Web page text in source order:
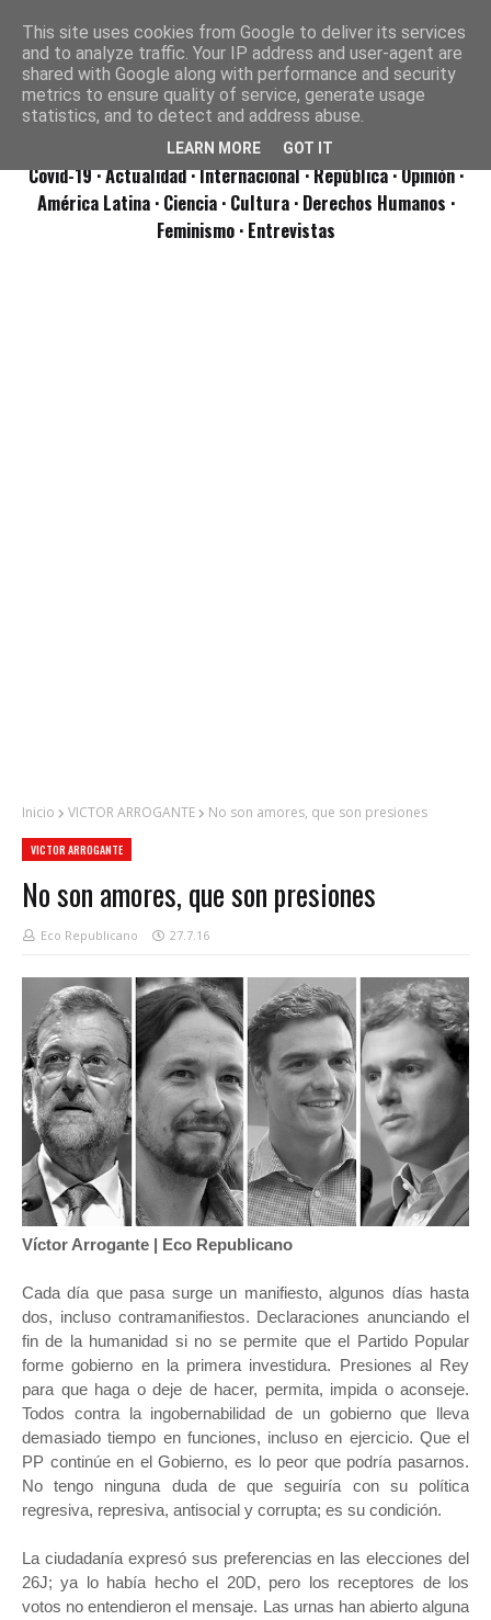
Covid-19· Actualidad· Internacional· República· Opinión·
América Latina · Ciencia · Cultura · Derechos Humanos ·
Feminismo · Entrevistas
Inicio VICTOR ARROGANTE No son amores, que son presiones
VICTOR ARROGANTE
No son amores, que son presiones
Eco Republicano 27.7.16
Víctor Arrogante | Eco Republicano
Cada día que pasa surge un manifiesto, algunos días hasta
dos, incluso contramanifiestos. Declaraciones anunciando el
fin de la humanidad si no se permite que el Partido Popular
forme gobierno en la primera investidura. Presiones al Rey
para que haga o deje de hacer, permita, impida o aconseje.
Todos contra la ingobernabilidad de un gobierno que lleva
demasiado tiempo en funciones, incluso en ejercicio. Que el
PP continúe en el Gobierno, es lo peor que podría pasarnos.
No tengo ninguna duda de que seguiría con su política
regresiva, represiva, antisocial y corrupta; es su condición.
La ciudadanía expresó sus preferencias en las elecciones del
26J; ya lo había hecho el 20D, pero los receptores de los
votos no entendieron el mensaje. Las urnas han abierto alguna
This site uses cookies from Google to deliver its services
and to analyze traffic. Your IP address and user-agent are
shared with Google along with performance and security
metrics to ensure quality of service, generate usage
statistics, and to detect and address abuse.
LEARN MORE GOT IT